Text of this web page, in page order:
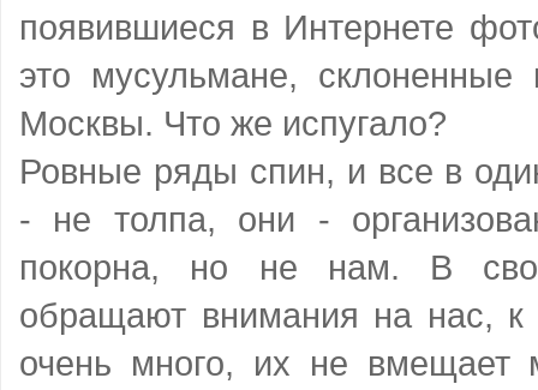
появившиеся в Интернете
это мусульмане,
Москвы. Что же испугало?
Ровные ряды спин, и все в
- не толпа, они -
покорна, но не нам. В
обращают внимания на нас,
очень много, их не вмещает